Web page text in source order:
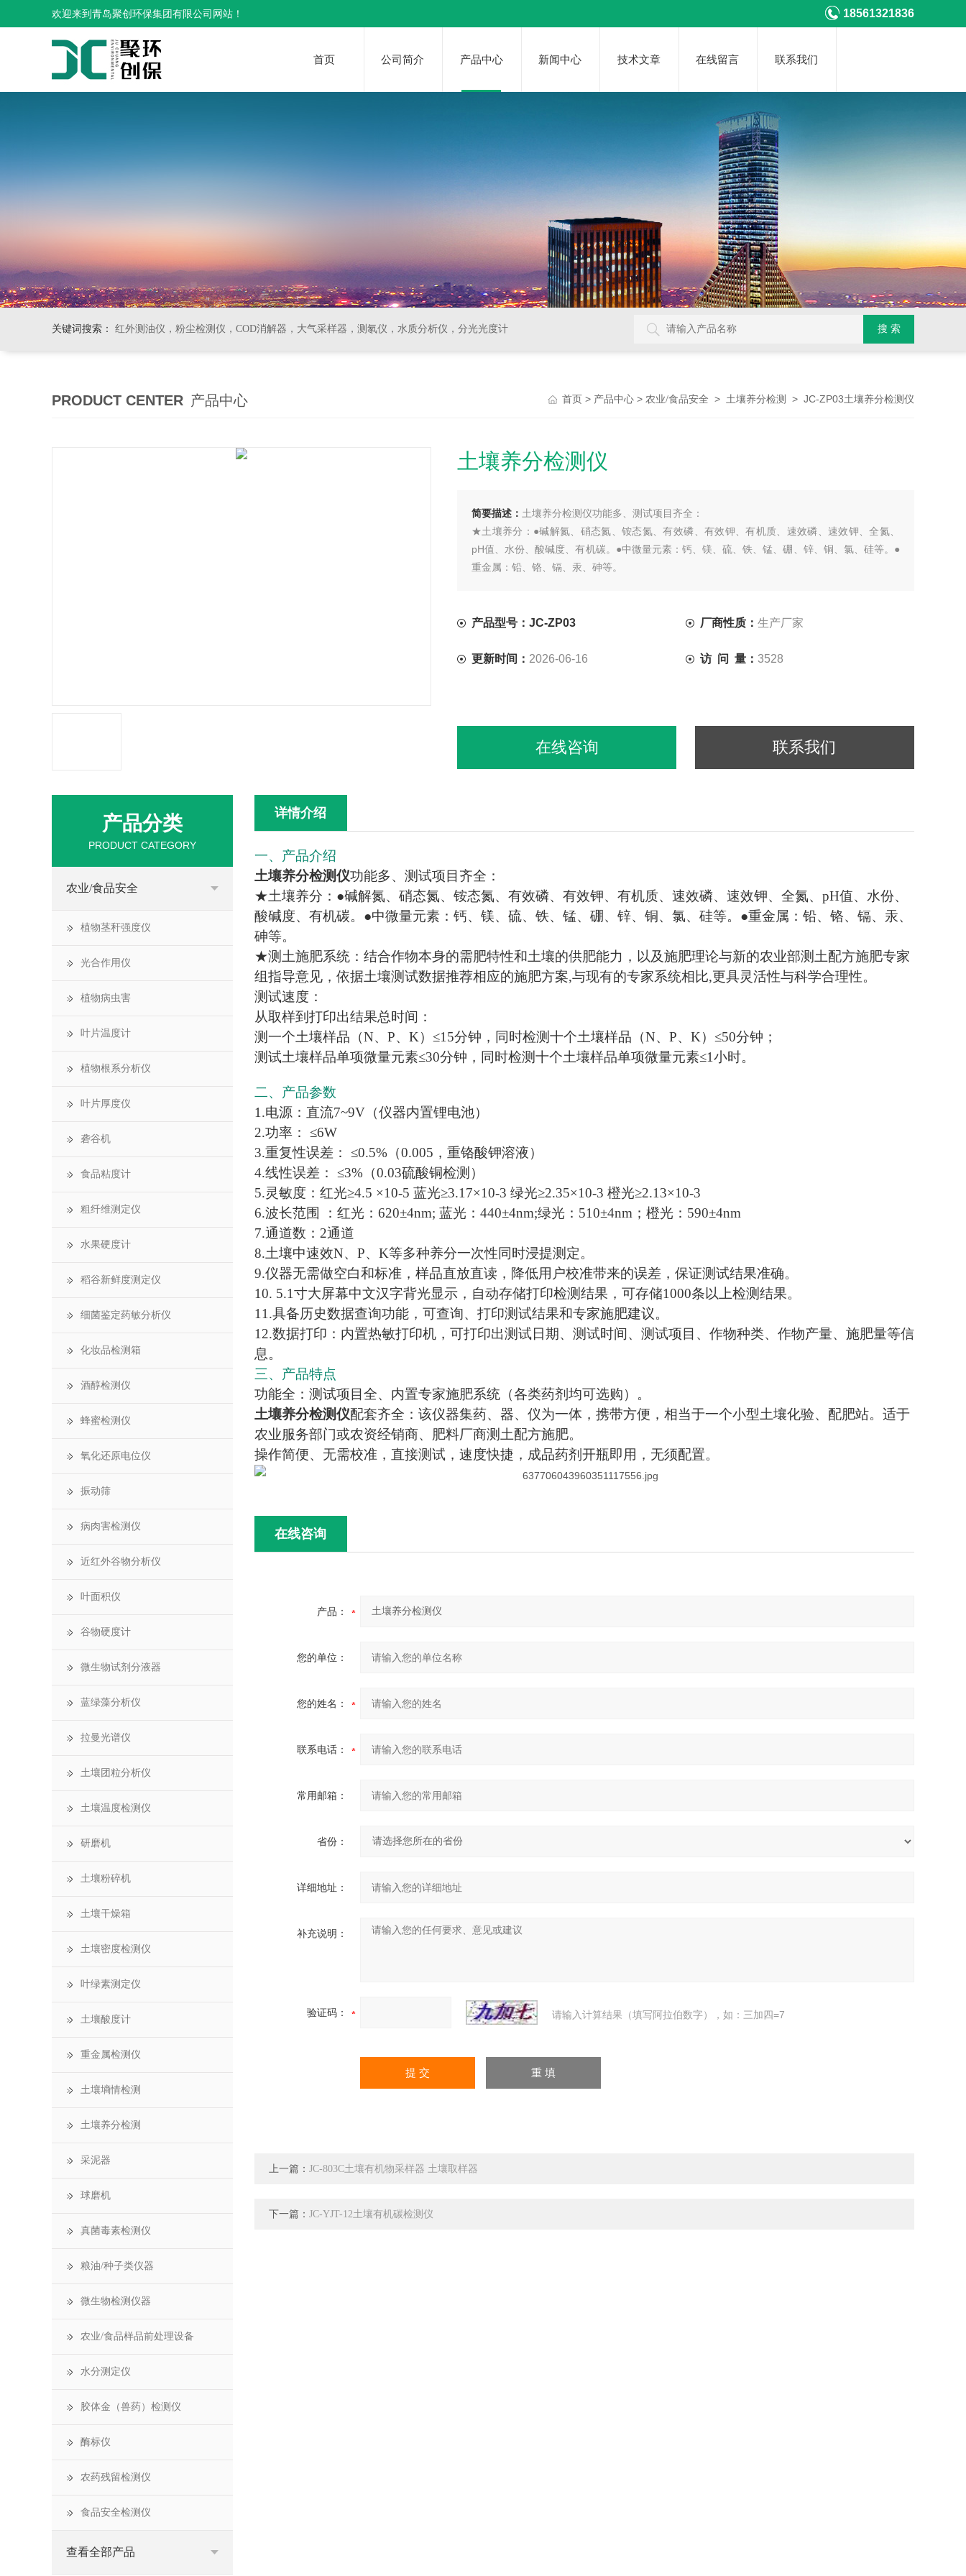
欢迎来到青岛聚创环保集团有限公司网站！ 18561321836
首页 公司简介 产品中心 新闻中心 技术文章 在线留言 联系我们
关键词搜索： 红外测油仪，粉尘检测仪，COD消解器，大气采样器，测氡仪，水质分析仪，分光光度计
PRODUCT CENTER 产品中心 首页 > 产品中心 > 农业/食品安全 > 土壤养分检测 > JC-ZP03土壤养分检测仪
土壤养分检测仪
简要描述： 土壤养分检测仪功能多、测试项目齐全：
★土壤养分：●碱解氮、硝态氮、铵态氮、有效磷、有效钾、有机质、速效磷、速效钾、全氮、
pH值、水份、酸碱度、有机碳。●中微量元素：钙、镁、硫、铁、锰、硼、锌、铜、氯、硅等。●
重金属：铅、铬、镉、汞、砷等。
产品型号：JC-ZP03 厂商性质： 生产厂家
更新时间： 2026-06-16 访 问 量： 3528
在线咨询 联系我们
详情介绍
一、产品介绍
土壤养分检测仪功能多、测试项目齐全：
★土壤养分：●碱解氮、硝态氮、铵态氮、有效磷、有效钾、有机质、速效磷、速效钾、全氮、pH值、水份、
酸碱度、有机碳。●中微量元素：钙、镁、硫、铁、锰、硼、锌、铜、氯、硅等。●重金属：铅、铬、镉、汞、
砷等。
★测土施肥系统：结合作物本身的需肥特性和土壤的供肥能力，以及施肥理论与新的农业部测土配方施肥专家
组指导意见，依据土壤测试数据推荐相应的施肥方案,与现有的专家系统相比,更具灵活性与科学合理性。
测试速度：
从取样到打印出结果总时间：
测一个土壤样品（N、P、K）≤15分钟，同时检测十个土壤样品（N、P、K）≤50分钟；
测试土壤样品单项微量元素≤30分钟，同时检测十个土壤样品单项微量元素≤1小时。
二、产品参数
1.电源：直流7~9V（仪器内置锂电池）
2.功率： ≤6W
3.重复性误差： ≤0.5%（0.005，重铬酸钾溶液）
4.线性误差： ≤3%（0.03硫酸铜检测）
5.灵敏度：红光≥4.5 ×10-5 蓝光≥3.17×10-3 绿光≥2.35×10-3 橙光≥2.13×10-3
6.波长范围 ：红光：620±4nm; 蓝光：440±4nm;绿光：510±4nm；橙光：590±4nm
7.通道数：2通道
8.土壤中速效N、P、K等多种养分一次性同时浸提测定。
9.仪器无需做空白和标准，样品直放直读，降低用户校准带来的误差，保证测试结果准确。
10. 5.1寸大屏幕中文汉字背光显示，自动存储打印检测结果，可存储1000条以上检测结果。
11.具备历史数据查询功能，可查询、打印测试结果和专家施肥建议。
12.数据打印：内置热敏打印机，可打印出测试日期、测试时间、测试项目、作物种类、作物产量、施肥量等信
息。
三、产品特点
功能全：测试项目全、内置专家施肥系统（各类药剂均可选购）。
土壤养分检测仪配套齐全：该仪器集药、器、仪为一体，携带方便，相当于一个小型土壤化验、配肥站。适于
农业服务部门或农资经销商、肥料厂商测土配方施肥。
操作简便、无需校准，直接测试，速度快捷，成品药剂开瓶即用，无须配置。
在线咨询
产品：
您的单位：
您的姓名：
联系电话：
常用邮箱：
省份：
详细地址：
补充说明：
验证码： 请输入计算结果（填写阿拉伯数字），如：三加四=7
上一篇： JC-803C土壤有机物采样器 土壤取样器
下一篇： JC-YJT-12土壤有机碳检测仪
产品分类
PRODUCT CATEGORY
农业/食品安全
植物茎秆强度仪
光合作用仪
植物病虫害
叶片温度计
植物根系分析仪
叶片厚度仪
砻谷机
食品粘度计
粗纤维测定仪
水果硬度计
稻谷新鲜度测定仪
细菌鉴定药敏分析仪
化妆品检测箱
酒醇检测仪
蜂蜜检测仪
氧化还原电位仪
振动筛
病肉害检测仪
近红外谷物分析仪
叶面积仪
谷物硬度计
微生物试剂分液器
蓝绿藻分析仪
拉曼光谱仪
土壤团粒分析仪
土壤温度检测仪
研磨机
土壤粉碎机
土壤干燥箱
土壤密度检测仪
叶绿素测定仪
土壤酸度计
重金属检测仪
土壤墒情检测
土壤养分检测
采泥器
球磨机
真菌毒素检测仪
粮油/种子类仪器
微生物检测仪器
农业/食品样品前处理设备
水分测定仪
胶体金（兽药）检测仪
酶标仪
农药残留检测仪
食品安全检测仪
查看全部产品